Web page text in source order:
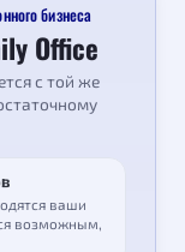
бизнеса
Office
с той же
ваши
возможным,